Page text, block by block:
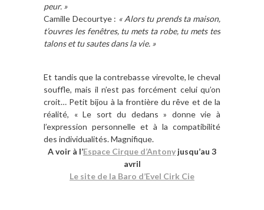
peur. »
Camille Decourtye : « Alors tu prends ta maison,
t’ouvres les fenêtres, tu mets ta robe, tu mets tes
talons et tu sautes dans la vie. »
Et tandis que la contrebasse virevolte, le cheval
souffle, mais il n’est pas forcément celui qu’on
croit… Petit bijou à la frontière du rêve et de la
réalité, « Le sort du dedans » donne vie à
l’expression personnelle et à la compatibilité
des individualités. Magnifique.
A voir à l’Espace Cirque d’Antony jusqu’au 3
avril
Le site de la Baro d’Evel Cirk Cie